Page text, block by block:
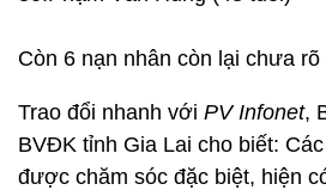
Còn 6 nạn nhân còn lại chưa rõ
Trao đổi nhanh với PV Infonet,
BVĐK tỉnh Gia Lai cho biết:
được chăm sóc đặc biệt, hiện